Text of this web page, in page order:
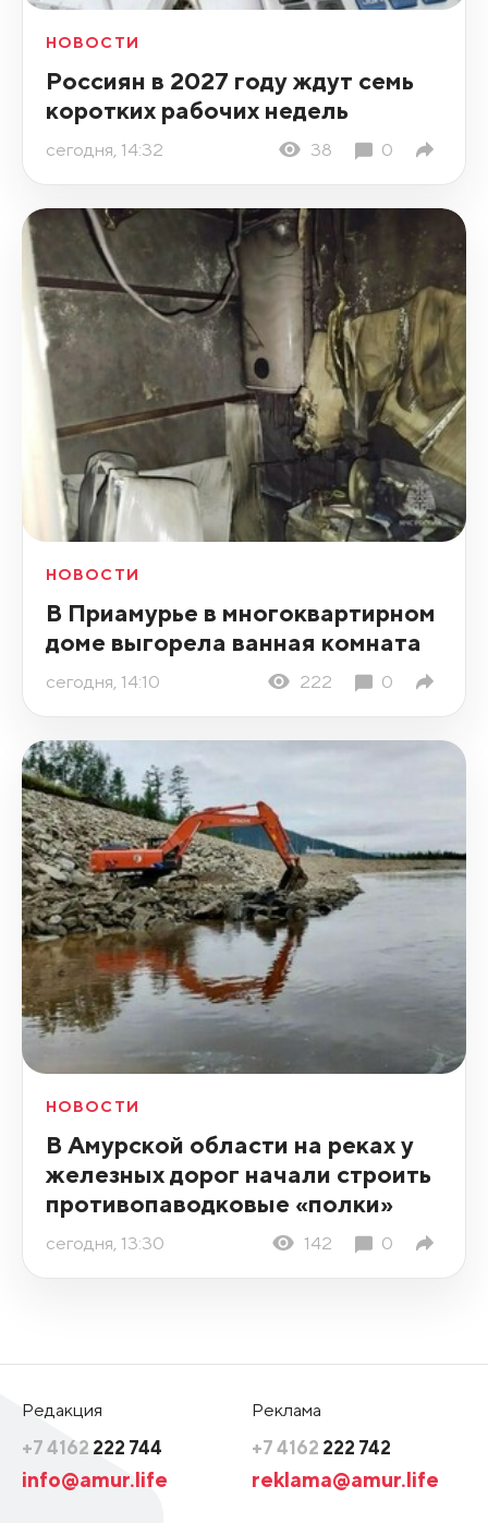
НОВОСТИ
Россиян в 2027 году ждут семь
коротких рабочих недель
сегодня, 14:32 38 0
НОВОСТИ
В Приамурье в многоквартирном
доме выгорела ванная комната
сегодня, 14:10 222 0
НОВОСТИ
В Амурской области на реках у
железных дорог начали строить
противопаводковые «полки»
сегодня, 13:30 142 0
Редакция
+7 4162 222 744
info@amur.life
Реклама
+7 4162 222 742
reklama@amur.life